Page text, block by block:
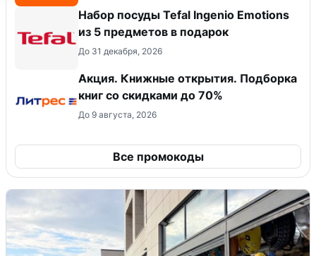
Набор посуды Tefal Ingenio Emotions
из 5 предметов в подарок
До 31 декабря, 2026
Акция. Книжные открытия. Подборка
книг со скидками до 70%
До 9 августа, 2026
Все промокоды